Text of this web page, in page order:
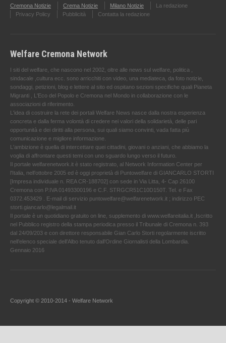
Cremona Notizie Crema Notizie Milano Notizie
La redazione
Privacy Policy
Pubblicità Contatta la redazione
Welfare Cremona Network
I siti del welfare, che nascono nel 2002, oltre alle news sul welfare, politica ,
sindacale ,cultura ecc. sono arricchiti con video, una mediateca, da foto notizie,
sondaggi, petizioni, blog e lettere al sito ed ospitano sezioni specifiche quali Pianeta
Migranti , L'Eco del Popolo e Cremona nel Mondo in collaborazione con le
associazioni di riferimento.
L'idea di costruire la rete dei portali Welfare News nasce dalla nostra esperienza
concreta e dalla ferma volontà di credere nei valori della solidarietà, delle pari
opportunità e dei diritti alla persona, sui quali siamo convinti, vada fatta più
comunicazione e migliore informazione.
L'ambizione è quella di intercettare quei cittadini, giovani o anziani, che abbiamo la
voglia di affrontare questi temi con uno sguardo lungo verso il futuro.
Il portale welfarenetwork.it è stato registrato, al Network Information Center per
l'Italia, nell’ottobre 2005 ed è oggi proprietà di Puntowelfare di GIANCARLO STORTI
[Impresa individuale n. REA CR-188702] con sede in Via Litta, 4- Cap 26100
Cremona con P.IVA 01493300196 e C.F. STRGCR51C10D150T. Tel. e Fax
0372.453429 . E-mail di servizio puntowelfare@welfarenetwork.it ; indirizzo PEC
storti.giancarlo@legalmail.it
Il portale è un quotidiano gratuito on line, supplemento di www.welfareitalia.it ,Iscritto
nel Pubblico registro della stampa periodica presso il Tribunale di Cremona n. 393
dal 24/09/203 e con direttore responsabile Gian Carlo Storti regolarmente iscritto
nell’elenco speciale dell’Albo tenuto dall’Ordine Giornalisti della Lombardia.
Gennaio 2016
Copyright © 2010-2014 - Welfare Network